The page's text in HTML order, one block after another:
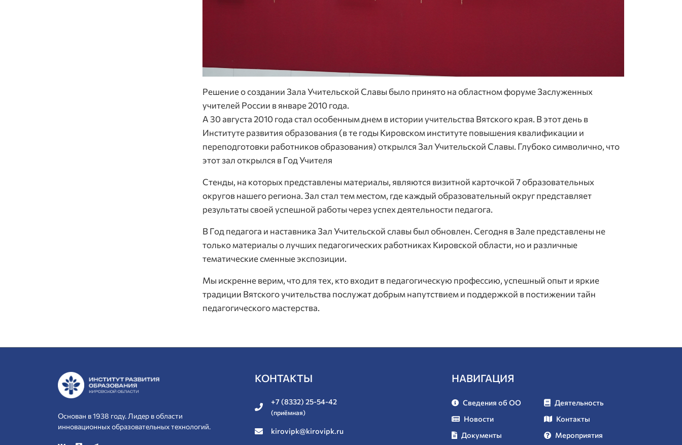
Решение о создании Зала Учительской Славы было принято на областном форуме Заслуженных
учителей России в январе 2010 года.
А 30 августа 2010 года стал особенным днем в истории учительства Вятского края. В этот день в
Институте развития образования (в те годы Кировском институте повышения квалификации и
переподготовки работников образования) открылся Зал Учительской Славы. Глубоко символично, что
этот зал открылся в Год Учителя
Стенды, на которых представлены материалы, являются визитной карточкой 7 образовательных
округов нашего региона. Зал стал тем местом, где каждый образовательный округ представляет
результаты своей успешной работы через успех деятельности педагога.
В Год педагога и наставника Зал Учительской славы был обновлен. Сегодня в Зале представлены не
только материалы о лучших педагогических работниках Кировской области, но и различные
тематические сменные экспозиции.
Мы искренне верим, что для тех, кто входит в педагогическую профессию, успешный опыт и яркие
традиции Вятского учительства послужат добрым напутствием и поддержкой в постижении тайн
педагогического мастерства.
Основан в 1938 году. Лидер в области
инновационных образовательных технологий.
КОНТАКТЫ
+7 (8332) 25-54-42
(приёмная)
kirovipk@kirovipk.ru
НАВИГАЦИЯ
Сведения об ОО
Новости
Документы
Деятельность
Контакты
Мероприятия